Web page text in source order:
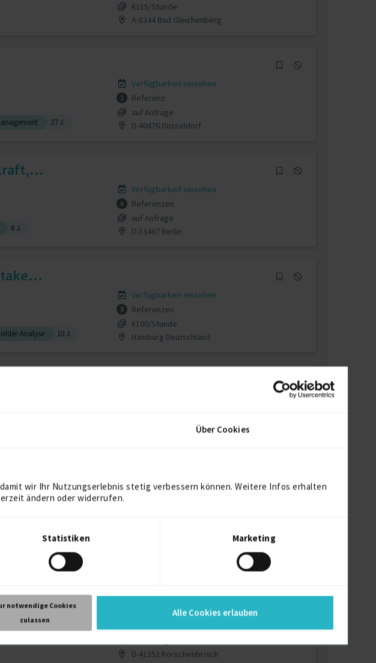
Über Cookies
wir Ihr Nutzungserlebnis stetig verbessern können. Weitere Infos erhalten
ändern oder widerrufen.
Statistiken Marketing
notwendige Cookies
zulassen
Alle Cookies erlauben
€115/Stunde
A-8344 Bad Gleichenberg
27 J.
Verfügbarkeit einsehen
1
Referenz
auf Anfrage
D-40476 Düsseldorf
6 J.
Verfügbarkeit einsehen
6
Referenzen
auf Anfrage
D-13467 Berlin
Analyse 10 J.
Verfügbarkeit einsehen
8
Referenzen
€100/Stunde
Hamburg Deutschland
& ...
Verfügbarkeit einsehen
D-41352 Korschenbroich